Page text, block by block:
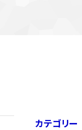
カテゴリー